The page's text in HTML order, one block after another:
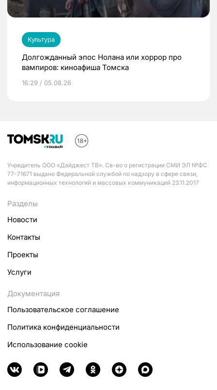
Культура
Долгожданный эпос Нолана или хоррор про
вампиров: киноафиша Томска
16:29 / 05.08.26
Учредитель ООО «Дайджест ТВ». Св-во о регистрации СМИ ЭЛ №ФС
77-71671 выдано Федеральной службой по надзору в сфере связи,
информационных технологий и массовых коммуникаций 23.11.2017
Разделы
Новости
Контакты
Проекты
Услуги
Документация
Пользовательское соглашение
Политика конфиденциальности
Использование cookie